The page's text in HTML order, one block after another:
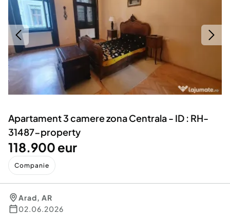
Servicii
Animale de companie
Afaceri și echipamente profesionale
Inchiriere Bunuri si Vehicule
Utilaje agricole si industriale
Piese auto si accesorii
Dacia Duster
Apartament 3 camere zona Centrala - ID : RH-
31487-property
118.900 eur
Companie
Arad, AR
02.06.2026